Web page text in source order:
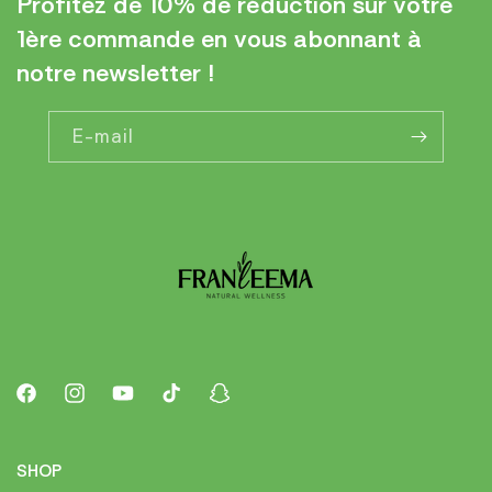
1ère commande en vous abonnant à
notre newsletter !
E-mail
FacebookInstagramYouTubeTikTok Snapchat
SHOP